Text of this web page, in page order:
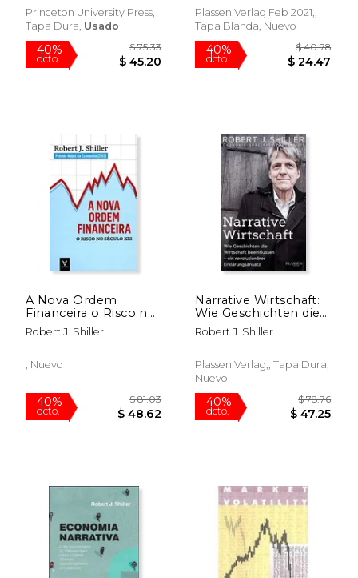
Princeton University Press,
Tapa Dura, Usado
$ 45.20
Plassen Verlag Feb 2021,,
Tapa Blanda, Nuevo
A Nova Ordem
Financeira o Risco no
Século xxi
Robert J. Shiller
, Nuevo
Narrative Wirtschaft:
Wie Geschichten die
Wirtschaft
Beeinflussen - ein
Erklärungsansatz (en
Alemán)
Robert J. Shiller
Plassen Verlag,, Tapa Dura,
Nuevo